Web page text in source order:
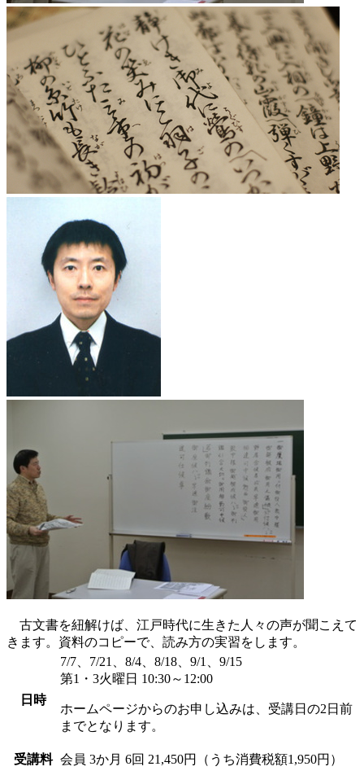
古文書を紐解けば、江戸時代に生きた人々の声が聞こえて
きます。資料のコピーで、読み方の実習をします。
日時
7/7、7/21、8/4、8/18、9/1、9/15
第1・3火曜日 10:30～12:00
ホームページからのお申し込みは、受講日の2日前
までとなります。
受講料 会員 3か月 6回 21,450円（うち消費税額1,950円）